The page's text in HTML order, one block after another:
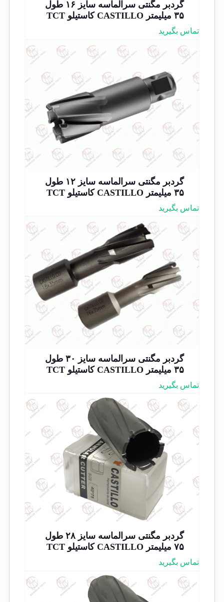
گردبر مگنتی سرالماسه سایز ۱۶ طول
۳۵ میلیمتر CASTILLO کاستیلو TCT
تماس بگیرید
گردبر مگنتی سرالماسه سایز ۱۲ طول
۳۵ میلیمتر CASTILLO کاستیلو TCT
تماس بگیرید
گردبر مگنتی سرالماسه سایز ۳۰ طول
۳۵ میلیمتر CASTILLO کاستیلو TCT
تماس بگیرید
گردبر مگنتی سرالماسه سایز ۲۸ طول
۷۵ میلیمتر CASTILLO کاستیلو TCT
تماس بگیرید